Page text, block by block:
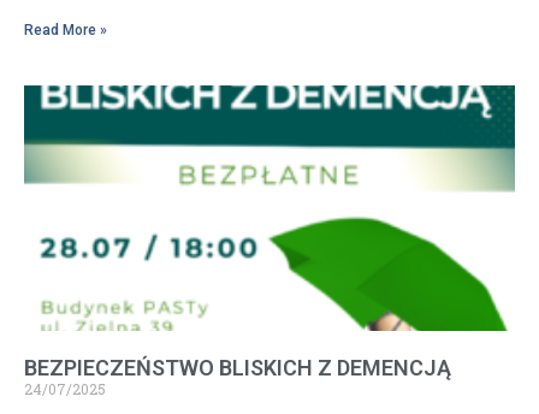
Read More »
BEZPIECZEŃSTWO BLISKICH Z DEMENCJĄ
24/07/2025